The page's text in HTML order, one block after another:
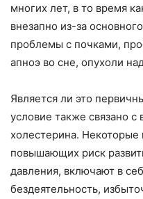
многих лет, в то время
внезапно из-за
проблемы с почками,
апноэ во сне, опухоли
Является ли это
условие также связано
холестерина.
повышающих риск
давления, включают в
бездеятельность,